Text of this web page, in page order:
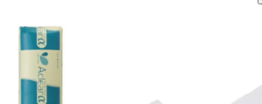
点検口・収納庫
内装部材